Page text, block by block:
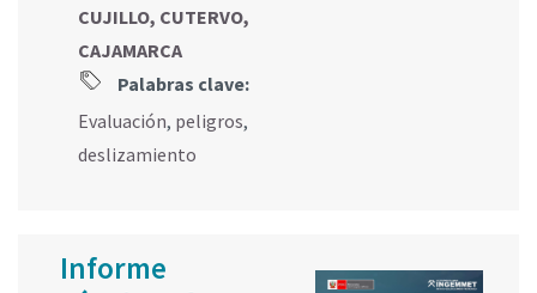
CUJILLO, CUTERVO,
CAJAMARCA
Palabras clave:
Evaluación, peligros,
deslizamiento
Informe